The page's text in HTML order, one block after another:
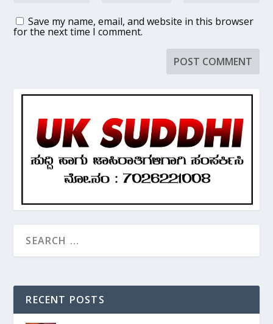
Save my name, email, and website in this browser
for the next time I comment.
RECENT POSTS